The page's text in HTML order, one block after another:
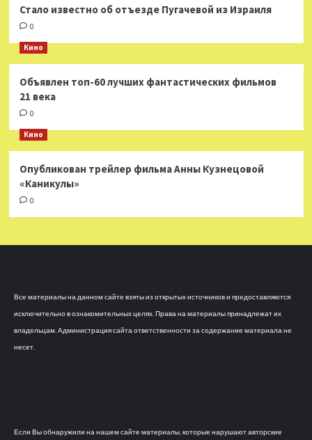
Стало известно об отъезде Пугачевой из Израиля
0
Кино
Объявлен топ-60 лучших фантастических фильмов
21 века
0
Кино
Опубликован трейлер фильма Анны Кузнецовой
«Каникулы»
0
Все материалы на данном сайте взяты из открытых источников и предоставляются
исключительно в ознакомительных целях. Права на материалы принадлежат их
владельцам. Администрация сайта ответственности за содержание материала не
несет.
Если Вы обнаружили на нашем сайте материалы, которые нарушают авторские